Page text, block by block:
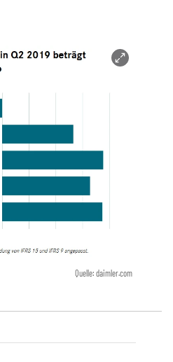
Quelle: daimler.com